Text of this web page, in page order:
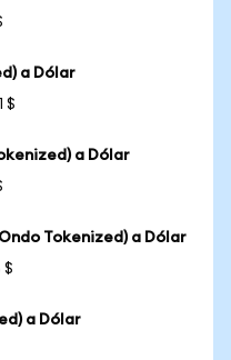
a Dólar
$
a Dólar
Tokenized) a Dólar
$
a Dólar